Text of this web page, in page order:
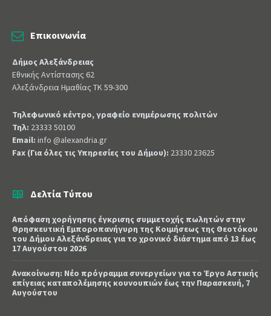
Επικοινωνία
Δήμος Αλεξάνδρειας
Εθνικής Αντίστασης 62
Αλεξάνδρεια Ημαθίας ΤΚ 59-300
Τηλεφωνικό κέντρο, γραφείο ενημέρωσης πολιτών
Τηλ: 23333 50100
Email: info @alexandria.gr
Fax (Για όλες τις Υπηρεσίες του Δήμου): 23330 23625
Δελτία Τύπου
Απόφαση χορήγησης έγκρισης συμμετοχής πωλητών στην
Θρησκευτική Εμποροπανήγυρη της Κοιμήσεως της Θεοτόκου
του Δήμου Αλεξάνδρειας για το χρονικό διάστημα από 13 έως
17 Αυγούστου 2026
Ανακοίνωση: Νέο πρόγραμμα συνεργείων για το Έργο Αστικής
επίγειας καταπολέμησης κουνουπιών έως την Παρασκευή, 7
Αυγούστου